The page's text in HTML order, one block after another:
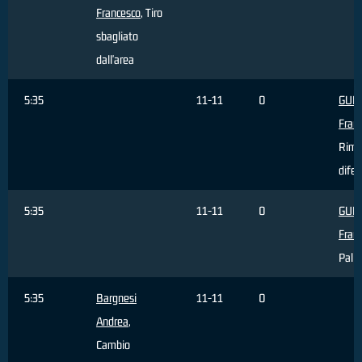
Francesco, Tiro
sbagliato
dall'area
5:35 11-11 0
5:35 11-11 0
5:35
Bargnesi
Andrea,
Cambio
11-11 0